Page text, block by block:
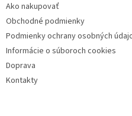
Ako nakupovať
Obchodné podmienky
Podmienky ochrany osobných
Informácie o súboroch cookies
Doprava
Kontakty